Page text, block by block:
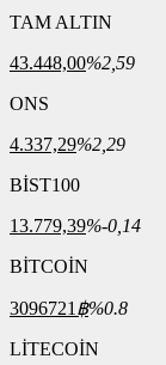
TAM ALTIN
43.448,00%2,59
ONS
4.337,29%2,29
BİST100
13.779,39%-0,14
BİTCOİN
3096721 ฿%0.8
LİTECOİN